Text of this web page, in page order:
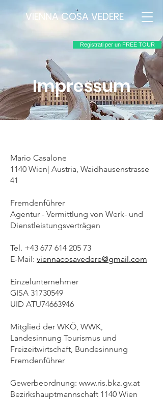
Registrati per un FREE TOUR
VIENNA COSA VEDERE
Impressum
Mario Casalone
1140 Wien| Austria, Waidhausenstrasse
41
Fremdenführer
Agentur - Vermittlung von Werk- und
Dienstleistungsverträgen
Tel. +43 677 614 205 73
E-Mail: viennacosavedere@gmail.com
Einzelunternehmer
GISA 31730549
UID ATU74663946
​Mitglied der WKÖ, WWK,
Landesinnung Tourismus und
Freizeitwirtschaft, Bundesinnung
Fremdenführer
Gewerbeordnung: www.ris.bka.gv.at
Bezirkshauptmannschaft 1140 Wien